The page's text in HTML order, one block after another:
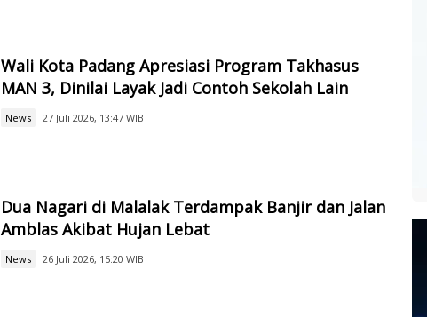
Wali Kota Padang Apresiasi Program Takhasus
MAN 3, Dinilai Layak Jadi Contoh Sekolah Lain
News 27 Juli 2026, 13:47 WIB
Dua Nagari di Malalak Terdampak Banjir dan Jalan
Amblas Akibat Hujan Lebat
News 26 Juli 2026, 15:20 WIB